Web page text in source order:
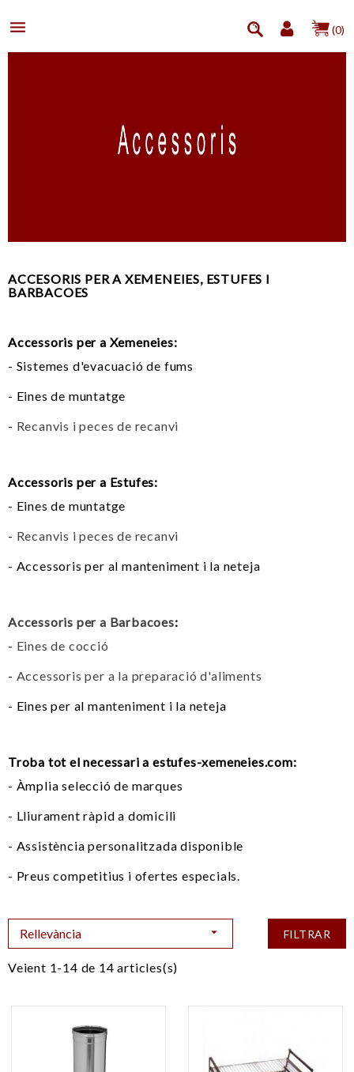
 (0)
ACCESORIS PER A XEMENEIES, ESTUFES I
BARBACOES
Accessoris per a Xemeneies:
- Sistemes d'evacuació de fums
- Eines de muntatge
- Recanvis i peces de recanvi
Accessoris per a Estufes:
- Eines de muntatge
- Recanvis i peces de recanvi
- Accessoris per al manteniment i la neteja
Accessoris per a Barbacoes:
- Eines de cocció
- Accessoris per a la preparació d'aliments
- Eines per al manteniment i la neteja
Troba tot el necessari a estufes-xemeneies.com:
- Àmplia selecció de marques
- Lliurament ràpid a domicili
- Assistència personalitzada disponible
- Preus competitius i ofertes especials.
Rellevància  FILTRAR
Veient 1-14 de 14 articles(s)